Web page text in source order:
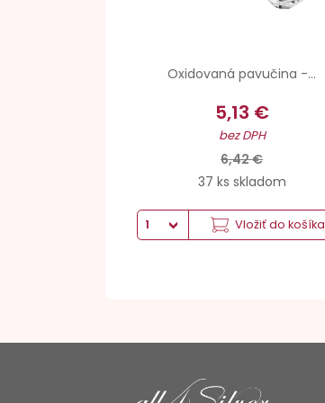
Oxidovaná pavučina -...
5,13 €
bez DPH
6,42 €
37 ks skladom
Vložiť do košíka